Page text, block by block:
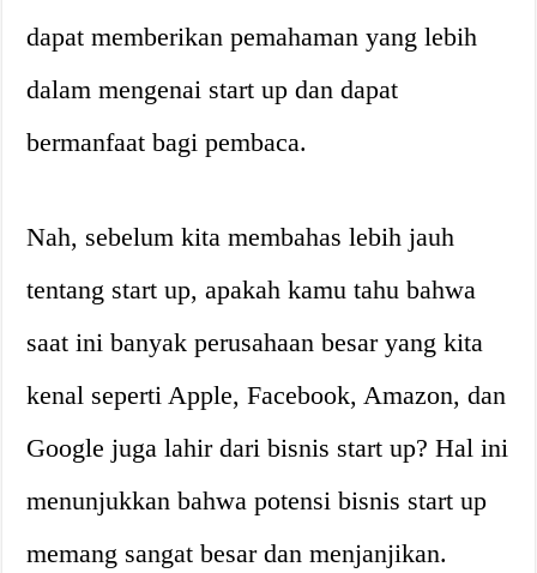
dapat memberikan pemahaman yang lebih
dalam mengenai start up dan dapat
bermanfaat bagi pembaca.
Nah, sebelum kita membahas lebih jauh
tentang start up, apakah kamu tahu bahwa
saat ini banyak perusahaan besar yang kita
kenal seperti Apple, Facebook, Amazon, dan
Google juga lahir dari bisnis start up? Hal ini
menunjukkan bahwa potensi bisnis start up
memang sangat besar dan menjanjikan.